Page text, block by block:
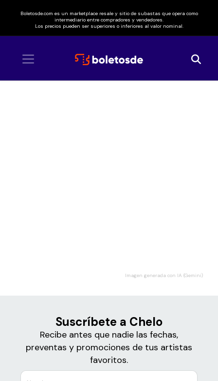
Boletosde.com es un marketplace resale y sitio de subastas que opera como
intermediario entre compradores y vendedores.
Los precios pueden ser superiores o inferiores al valor nominal.
Imagen generada con IA (Gemini)
Suscríbete a Chelo
Recibe antes que nadie las fechas,
preventas y promociones de tus artistas
favoritos.